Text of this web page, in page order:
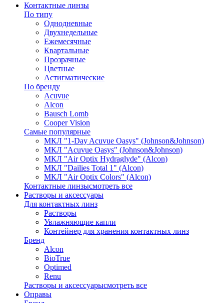
Контактные линзы
По типу
Однодневные
Двухнедельные
Ежемесячные
Квартальные
Прозрачные
Цветные
Астигматические
По бренду
Acuvue
Alcon
Bausch Lomb
Cooper Vision
Самые популярные
МКЛ "1-Day Acuvue Oasys" (Johnson&Johnson)
МКЛ "Acuvue Oasys" (Johnson&Johnson)
МКЛ "Air Optix Hydraglyde" (Alcon)
МКЛ "Dailies Total 1" (Alcon)
МКЛ "Air Optix Colors" (Alcon)
Контактные линзысмотреть все
Растворы и аксессуары
Для контактных линз
Растворы
Увлажняющие капли
Контейнер для хранения контактных линз
Бренд
Alcon
BioTrue
Optimed
Renu
Растворы и аксессуарысмотреть все
Оправы